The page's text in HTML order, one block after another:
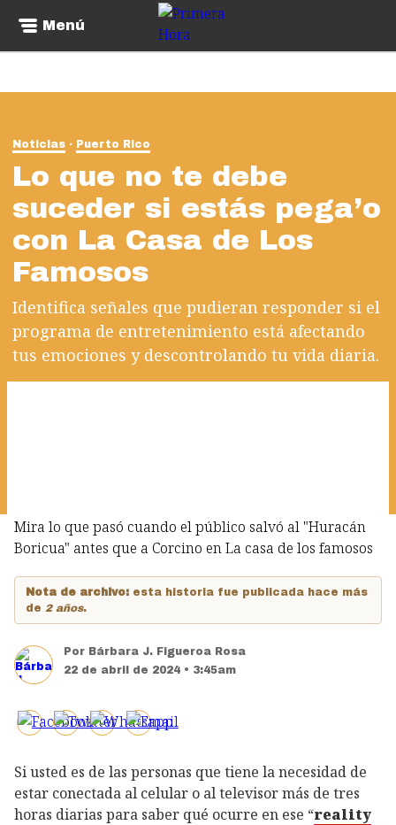
Menú
Noticias Puerto Rico
Lo que no te debe
suceder si estás pega’o
con La Casa de Los
Famosos
Identifica señales que pudieran responder si el
programa de entretenimiento está afectando
tus emociones y descontrolando tu vida diaria.
Mira lo que pasó cuando el público salvó al "Huracán
Boricua" antes que a Corcino en La casa de los famosos
Nota de archivo: esta historia fue publicada hace más
de 2 años.
Por Bárbara J. Figueroa Rosa
22 de abril de 2024 • 3:45am
Si usted es de las personas que tiene la necesidad de
estar conectada al celular o al televisor más de tres
horas diarias para saber qué ocurre en ese “reality